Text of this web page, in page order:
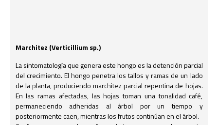
Marchitez (Verticillium sp.)
La sintomatología que genera este hongo es la detención parcial
del crecimiento. El hongo penetra los tallos y ramas de un lado
de la planta, produciendo marchitez parcial repentina de hojas.
En las ramas afectadas, las hojas toman una tonalidad café,
permaneciendo adheridas al árbol por un tiempo y
posteriormente caen, mientras los frutos continúan en el árbol.